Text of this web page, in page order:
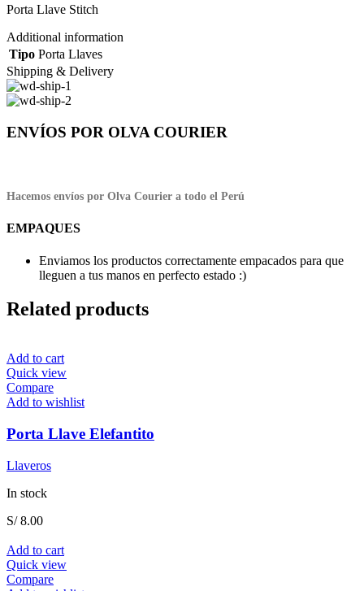
Porta Llave Stitch
Additional information
Tipo Porta Llaves
Shipping & Delivery
ENVÍOS POR OLVA COURIER
Hacemos envíos por Olva Courier a todo el Perú
EMPAQUES
Enviamos los productos correctamente empacados para que
lleguen a tus manos en perfecto estado :)
Related products
Add to cart
Quick view
Compare
Add to wishlist
Porta Llave Elefantito
Llaveros
In stock
S/8.00
Add to cart
Quick view
Compare